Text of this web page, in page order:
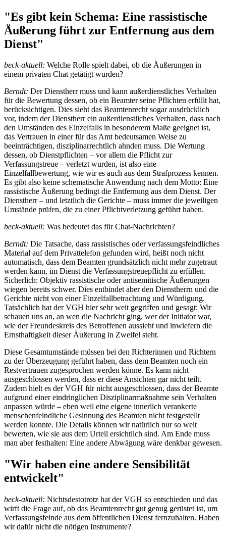
"Es gibt kein Schema: Eine rassistische
Äußerung führt zur Entfernung aus dem
Dienst"
beck-aktuell: Welche Rolle spielt dabei, ob die Äußerungen in
einem privaten Chat getätigt wurden?
Berndt: Der Dienstherr muss und kann außerdienstliches Verhalten
für die Bewertung dessen, ob ein Beamter seine Pflichten erfüllt hat,
berücksichtigen. Dies sieht das Beamtenrecht sogar ausdrücklich
vor, indem der Dienstherr ein außerdienstliches Verhalten, dass nach
den Umständen des Einzelfalls in besonderem Maße geeignet ist,
das Vertrauen in einer für das Amt bedeutsamen Weise zu
beeinträchtigen, disziplinarrechtlich ahnden muss. Die Wertung
dessen, ob Dienstpflichten – vor allem die Pflicht zur
Verfassungstreue – verletzt wurden, ist also eine
Einzelfallbewertung, wie wir es auch aus dem Strafprozess kennen.
Es gibt also keine schematische Anwendung nach dem Motto: Eine
rassistische Äußerung bedingt die Entfernung aus dem Dienst. Der
Dienstherr – und letztlich die Gerichte – muss immer die jeweiligen
Umstände prüfen, die zu einer Pflichtverletzung geführt haben.
beck-aktuell: Was bedeutet das für Chat-Nachrichten?
Berndt: Die Tatsache, dass rassistisches oder verfassungsfeindliches
Material auf dem Privattelefon gefunden wird, heißt noch nicht
automatisch, dass dem Beamten grundsätzlich nicht mehr zugetraut
werden kann, im Dienst die Verfassungstreuepflicht zu erfüllen.
Sicherlich: Objektiv rassistische oder antisemitische Äußerungen
wiegen bereits schwer. Dies entbindet aber den Dienstherrn und die
Gerichte nicht von einer Einzelfallbetrachtung und Würdigung.
Tatsächlich hat der VGH hier sehr weit gegriffen und gesagt: Wir
schauen uns an, an wen die Nachricht ging, wer der Initiator war,
wie der Freundeskreis des Betroffenen aussieht und inwiefern die
Ernsthaftigkeit dieser Äußerung in Zweifel steht.
Diese Gesamtumstände müssen bei den Richterinnen und Richtern
zu der Überzeugung geführt haben, dass dem Beamten noch ein
Restvertrauen zugesprochen werden könne. Es kann nicht
ausgeschlossen werden, dass er diese Ansichten gar nicht teilt.
Zudem hielt es der VGH für nicht ausgeschlossen, dass der Beamte
aufgrund einer eindringlichen Disziplinarmaßnahme sein Verhalten
anpassen würde – eben weil eine eigene innerlich verankerte
menschenfeindliche Gesinnung des Beamten nicht festgestellt
werden konnte. Die Details können wir natürlich nur so weit
bewerten, wie sie aus dem Urteil ersichtlich sind. Am Ende muss
man aber festhalten: Eine andere Abwägung wäre denkbar gewesen.
"Wir haben eine andere Sensibilität
entwickelt"
beck-aktuell: Nichtsdestotrotz hat der VGH so entschieden und das
wirft die Frage auf, ob das Beamtenrecht gut genug gerüstet ist, um
Verfassungsfeinde aus dem öffentlichen Dienst fernzuhalten. Haben
wir dafür nicht die nötigen Instrumente?